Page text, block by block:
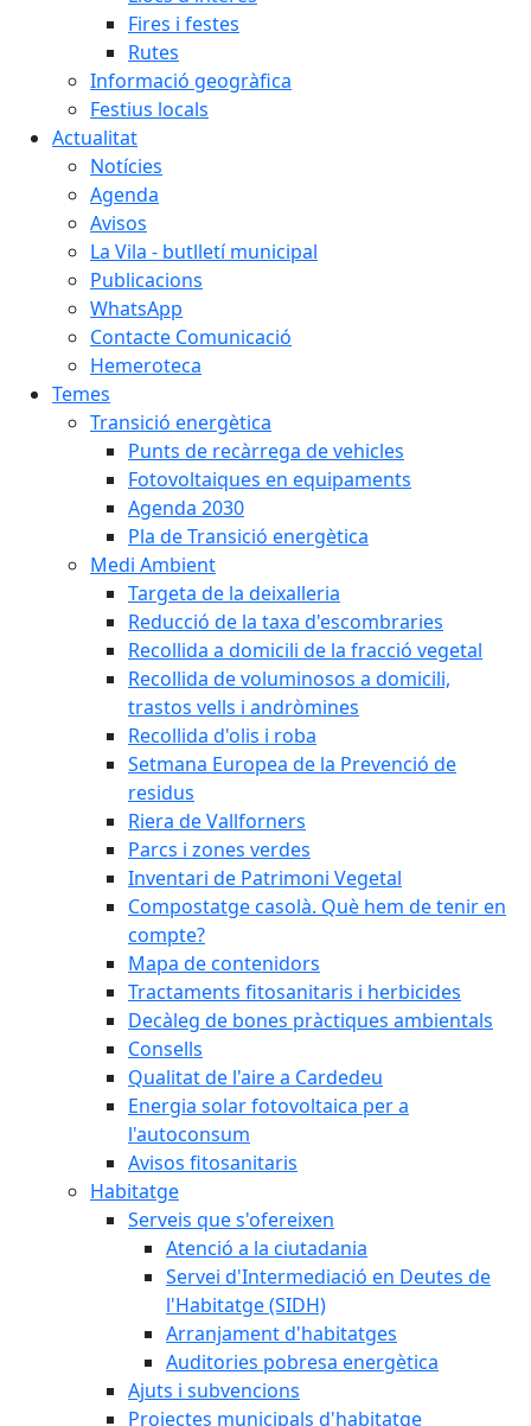
Fires i festes
Rutes
Informació geogràfica
Festius locals
Actualitat
Notícies
Agenda
Avisos
La Vila - butlletí municipal
Publicacions
WhatsApp
Contacte Comunicació
Hemeroteca
Temes
Transició energètica
Punts de recàrrega de vehicles
Fotovoltaiques en equipaments
Agenda 2030
Pla de Transició energètica
Medi Ambient
Targeta de la deixalleria
Reducció de la taxa d'escombraries
Recollida a domicili de la fracció vegetal
Recollida de voluminosos a domicili,
trastos vells i andròmines
Recollida d'olis i roba
Setmana Europea de la Prevenció de
residus
Riera de Vallforners
Parcs i zones verdes
Inventari de Patrimoni Vegetal
Compostatge casolà. Què hem de tenir en
compte?
Mapa de contenidors
Tractaments fitosanitaris i herbicides
Decàleg de bones pràctiques ambientals
Consells
Qualitat de l'aire a Cardedeu
Energia solar fotovoltaica per a
l'autoconsum
Avisos fitosanitaris
Habitatge
Serveis que s'ofereixen
Atenció a la ciutadania
Servei d'Intermediació en Deutes de
l'Habitatge (SIDH)
Arranjament d'habitatges
Auditories pobresa energètica
Ajuts i subvencions
Projectes municipals d'habitatge